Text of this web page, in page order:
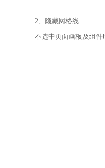
2、隐藏网格线
不选中页面画板及组件